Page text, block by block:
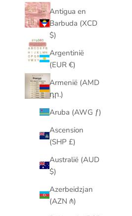
Antigua en
Barbuda (XCD
$)
Argentinië
(EUR €)
Armenië (AMD
դր.)
Aruba (AWG ƒ)
Ascension
(SHP £)
Australië (AUD
$)
Azerbeidzjan
(AZN ₼)